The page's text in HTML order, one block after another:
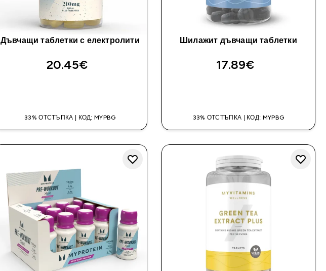
Дъвчащи таблетки с електролити
20.45€‎
33% ОТСТЪПКА | КОД: MYPBG
Шилажит дъвчащи таблетки
17.89€‎
33% ОТСТЪПКА | КОД: MYPBG